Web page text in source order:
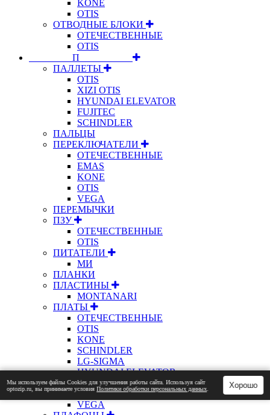
KONE
OTIS
ОТВОДНЫЕ БЛОКИ
ОТЕЧЕСТВЕННЫЕ
OTIS
⠀⠀⠀⠀⠀⠀П⠀⠀⠀⠀⠀⠀⠀
ПАЛЛЕТЫ
OTIS
XIZI OTIS
HYUNDAI ELEVATOR
FUJITEC
SCHINDLER
ПАЛЬЦЫ
ПЕРЕКЛЮЧАТЕЛИ
ОТЕЧЕСТВЕННЫЕ
EMAS
KONE
OTIS
VEGA
ПЕРЕМЫЧКИ
ПЗУ
ОТЕЧЕСТВЕННЫЕ
OTIS
ПИТАТЕЛИ
МИ
ПЛАНКИ
ПЛАСТИНЫ
MONTANARI
ПЛАТЫ
ОТЕЧЕСТВЕННЫЕ
OTIS
KONE
SCHINDLER
LG-SIGMA
HYUNDAI ELEVATOR
XIZI OTIS
KLEEMANN
VEGA
Мы используем файлы Сookies для улучшения работы сайта. Используя сайт
optozip.ru, вы принимаете условияПолитики обработки персональных данных Хорошо